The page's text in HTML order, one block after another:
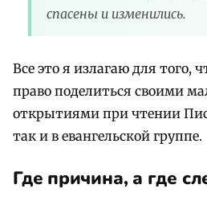
спасены и изменились.
Все это я излагаю для того,
право поделиться своими
открытиями при чтении
так и в евангельской группе.
Где причина, а где